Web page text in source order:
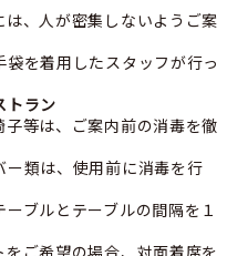
、人が密集しないようご案
を着用したスタッフが行っ
トラン
等は、ご案内前の消毒を徹
類は、使用前に消毒を行
ブルとテーブルの間隔を１
ご希望の場合、対面着席を